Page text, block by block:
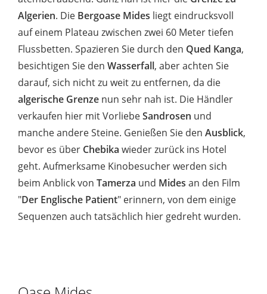
Algerien. Die Bergoase Mides liegt eindrucksvoll
auf einem Plateau zwischen zwei 60 Meter tiefen
Flussbetten. Spazieren Sie durch den Qued Kanga,
besichtigen Sie den Wasserfall, aber achten Sie
darauf, sich nicht zu weit zu entfernen, da die
algerische Grenze nun sehr nah ist. Die Händler
verkaufen hier mit VorliebeSandrosen und
manche andere Steine. Genießen Sie den Ausblick,
bevor es über Chebika wieder zurück ins Hotel
geht. Aufmerksame Kinobesucher werden sich
beim Anblick von Tamerza und Mides an den Film
"Der Englische Patient" erinnern, von dem einige
Sequenzen auch tatsächlich hier gedreht wurden.